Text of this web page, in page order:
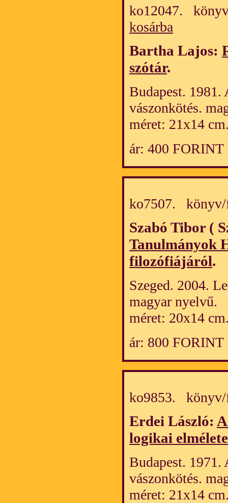
ko12047.
kosárba
Bartha Lajos:
szótár.
Budapest. 1981.
vászonkötés.
méret: 21x14
ár: 400 FORINT
ko7507.
Szabó Tibor (
Tanulmányok
filozófiájáról.
Szeged. 2004.
magyar nyelvű.
méret: 20x14
ár: 800 FORINT
ko9853.
Erdei László:
logikai elmélete
Budapest. 1971.
vászonkötés.
méret: 21x14